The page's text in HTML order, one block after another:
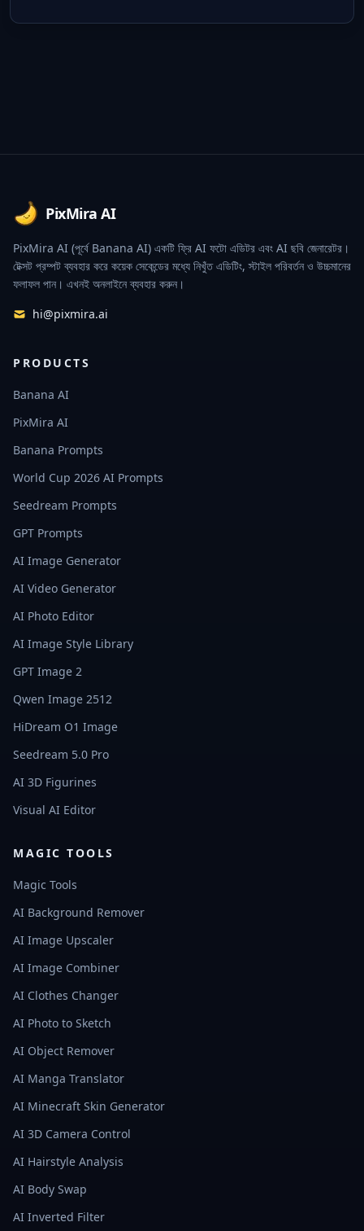
PixMira AI
PixMira AI (পূর্বে Banana AI) একটি ফ্রি AI ফটো এডিটর এবং AI ছবি জেনারেটর।
টেক্সট প্রম্পট ব্যবহার করে কয়েক সেকেন্ডের মধ্যে নিখুঁত এডিটিং, স্টাইল পরিবর্তন ও উচ্চমানের
ফলাফল পান। এখনই অনলাইনে ব্যবহার করুন।
hi@pixmira.ai
PRODUCTS
Banana AI
PixMira AI
Banana Prompts
World Cup 2026 AI Prompts
Seedream Prompts
GPT Prompts
AI Image Generator
AI Video Generator
AI Photo Editor
AI Image Style Library
GPT Image 2
Qwen Image 2512
HiDream O1 Image
Seedream 5.0 Pro
AI 3D Figurines
Visual AI Editor
MAGIC TOOLS
Magic Tools
AI Background Remover
AI Image Upscaler
AI Image Combiner
AI Clothes Changer
AI Photo to Sketch
AI Object Remover
AI Manga Translator
AI Minecraft Skin Generator
AI 3D Camera Control
AI Hairstyle Analysis
AI Body Swap
AI Inverted Filter